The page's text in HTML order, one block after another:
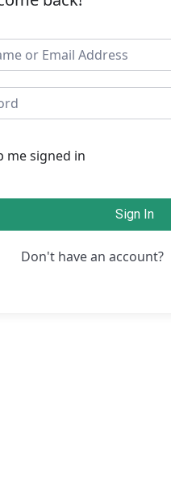
me signed in
Sign In
Don't have an account?